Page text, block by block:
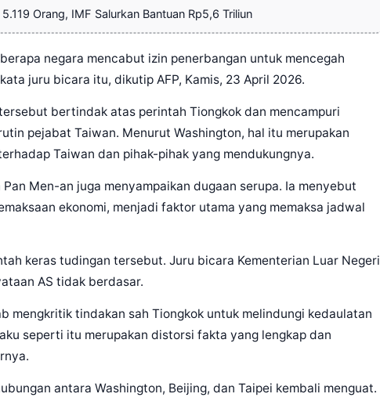
Orang, IMF Salurkan Bantuan Rp5,6 Triliun
negara mencabut izin penerbangan untuk mencegah
juru bicara itu, dikutip AFP, Kamis, 23 April 2026.
bertindak atas perintah Tiongkok dan mencampuri
pejabat Taiwan. Menurut Washington, hal itu merupakan
Taiwan dan pihak-pihak yang mendukungnya.
Men-an juga menyampaikan dugaan serupa. Ia menyebut
ekonomi, menjadi faktor utama yang memaksa jadwal
keras tudingan tersebut. Juru bicara Kementerian Luar Negeri
AS tidak berdasar.
mengkritik tindakan sah Tiongkok untuk melindungi kedaulatan
seperti itu merupakan distorsi fakta yang lengkap dan
antara Washington, Beijing, dan Taipei kembali menguat.